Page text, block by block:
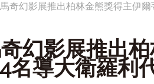
奇幻影展推出柏林金熊獎得主伊
幻影展推出
名導大衛羅利